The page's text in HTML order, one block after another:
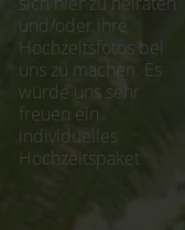
und/oder ihre
Hochzeitsfotos bei
uns zu machen. Es
würde uns sehr
freuen ein
individuelles
Hochzeitspaket